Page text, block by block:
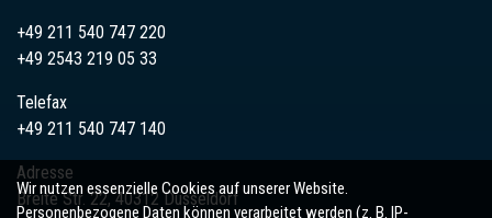
+49 211 540 747 220
+49 2543 219 05 33
Telefax
+49 211 540 747 140
Adresse
Breite Str. 22, 40312 Düsseldorf
Wir nutzen essenzielle Cookies auf unserer Website.
Personenbezogene Daten können verarbeitet werden (z. B. IP-